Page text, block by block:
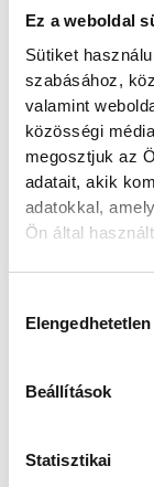
Ez a weboldal
Sütiket
szabásához,
valamint
közösségi
megosztjuk az
adatait, akik
adatokkal,
Ön által
Elengedhetetlen
Beállítások
Statisztikai
Én úgy
mondd el a
Egy
várnod,
gyorsan